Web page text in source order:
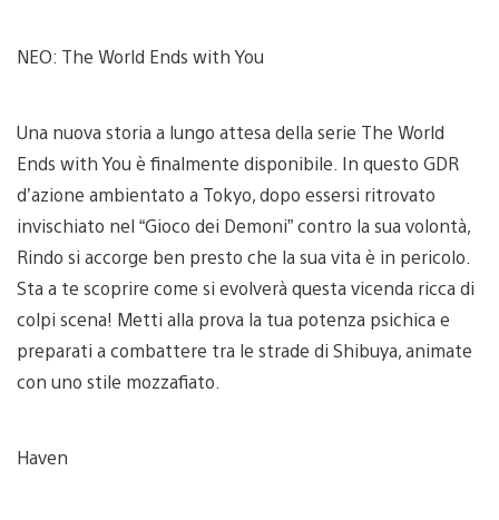
NEO: The World Ends with You
Una nuova storia a lungo attesa della serie The World
Ends with You è finalmente disponibile. In questo GDR
d’azione ambientato a Tokyo, dopo essersi ritrovato
invischiato nel “Gioco dei Demoni” contro la sua volontà,
Rindo si accorge ben presto che la sua vita è in pericolo.
Sta a te scoprire come si evolverà questa vicenda ricca di
colpi scena! Metti alla prova la tua potenza psichica e
preparati a combattere tra le strade di Shibuya, animate
con uno stile mozzafiato.
Haven